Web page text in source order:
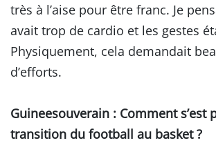
très à l’aise pour être franc. Je
avait trop de cardio et les gestes
Physiquement, cela demandait
d’efforts.
Guineesouverain : Comment s’est
transition du football au basket ?